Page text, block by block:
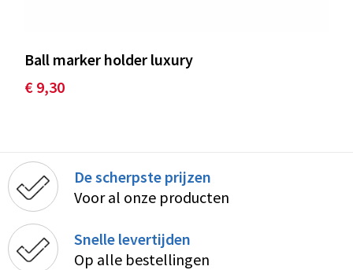
Ball marker holder luxury
€ 9,30
De scherpste prijzen
Voor al onze producten
Snelle levertijden
Op alle bestellingen